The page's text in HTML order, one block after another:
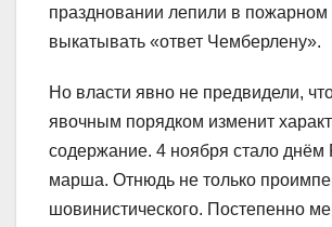
праздновании лепили в пожарном
выкатывать «ответ Чемберлену».
Но власти явно не предвидели,
явочным порядком изменит
содержание. 4 ноября стало днём
марша. Отнюдь не только
шовинистического. Постепенно